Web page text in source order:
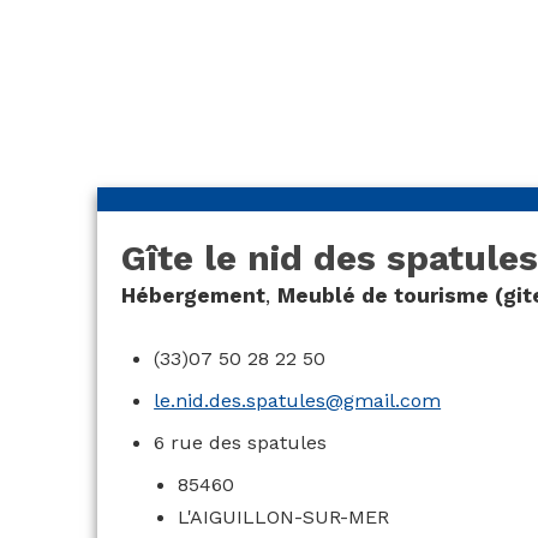
Gîte le nid des spatules
Hébergement, Meublé de tourisme
(33)07 50 28 22 50
le.nid.des.spatules@gmail.com
6 rue des spatules
85460
L'AIGUILLON-SUR-MER